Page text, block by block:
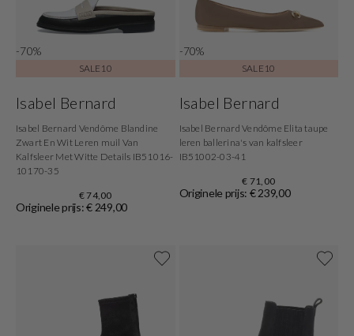
-70%
SALE10
Isabel Bernard
Isabel Bernard Vendôme Blandine
Zwart En Wit Leren muil Van
Kalfsleer Met Witte Details IB51016-
10170-35
€ 74,00
Originele prijs: € 249,00
-70%
SALE10
Isabel Bernard
Isabel Bernard Vendôme Elita taupe
leren ballerina's van kalfsleer
IB51002-03-41
€ 71,00
Originele prijs: € 239,00